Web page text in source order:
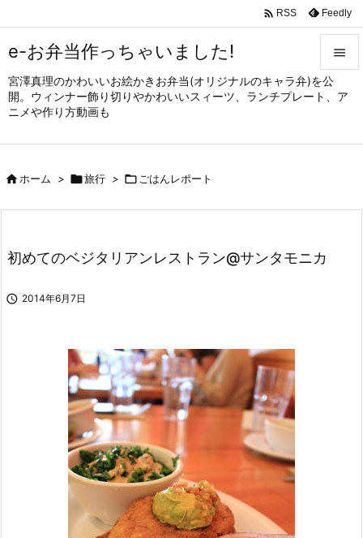
e-お弁当作っちゃいました!
宮澤真理のかわいいお絵かきお弁当(オリジナルのキャラ弁)を公
開。ウィンナー飾り切りやかわいいスィーツ、ランチプレート、ア
ニメや作り方動画も


メニュ
サイド

 RSS Feedly
ホーム > 旅行 >  ごはんレポート
初めてのベジタリアンレストラン@サンタモニカ
 2014年6月7日